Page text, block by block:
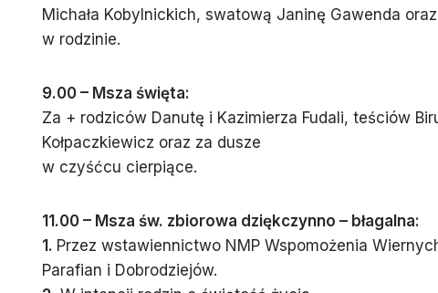
Michała Kobylnickich, swatową Janinę Gawenda
w rodzinie.
9.00 – Msza święta:
Za + rodziców Danutę i Kazimierza Fudali, teściów
Kołpaczkiewicz oraz za dusze
w czyśćcu cierpiące.
11.00 – Msza św. zbiorowa dziękczynno – błagalna:
1. Przez wstawiennictwo NMP Wspomożenia
Parafian i Dobrodziejów.